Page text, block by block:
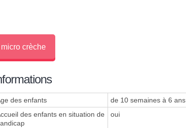
crèche
des enfants
de 10 semaines à 6 ans
des enfants en situation de
oui